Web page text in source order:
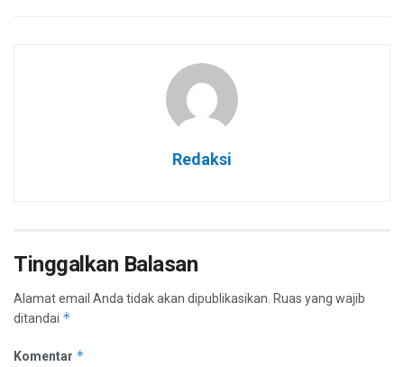
Redaksi
Tinggalkan Balasan
Alamat email Anda tidak akan dipublikasikan. Ruas yang wajib
ditandai *
Komentar *